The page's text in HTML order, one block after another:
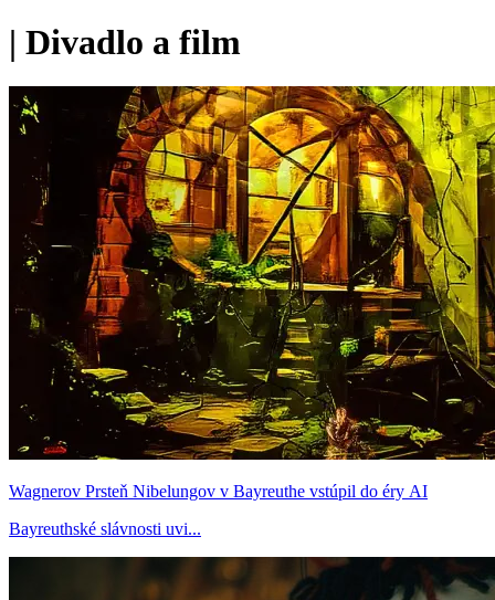
| Divadlo a film
Wagnerov Prsteň Nibelungov v Bayreuthe vstúpil do éry AI
Bayreuthské slávnosti uvi...